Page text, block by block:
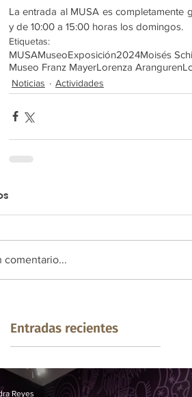
La entrada al MUSA es completamente
y de 10:00 a 15:00 horas los domingos.
Etiquetas:
MUSAMuseoExposición2024Moisés
Museo Franz MayerLorenza Aranguren
Noticias Actividades
comentario...
Entradas recientes
Reyes